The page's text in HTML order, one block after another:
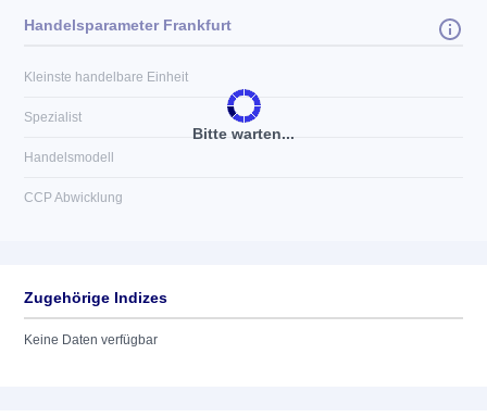
Bitte warten...
Handelsparameter Frankfurt
Kleinste handelbare Einheit
Spezialist
Handelsmodell
CCP Abwicklung
Zugehörige Indizes
Keine Daten verfügbar